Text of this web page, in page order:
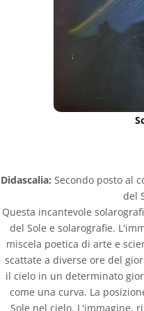
Didascalia: Secondo posto al
del
Questa incantevole
del Sole e solarografie.
miscela poetica di arte e
scattate a diverse ore del
il cielo in un determinato
come una curva. La
Sole nel cielo. L'immagine,